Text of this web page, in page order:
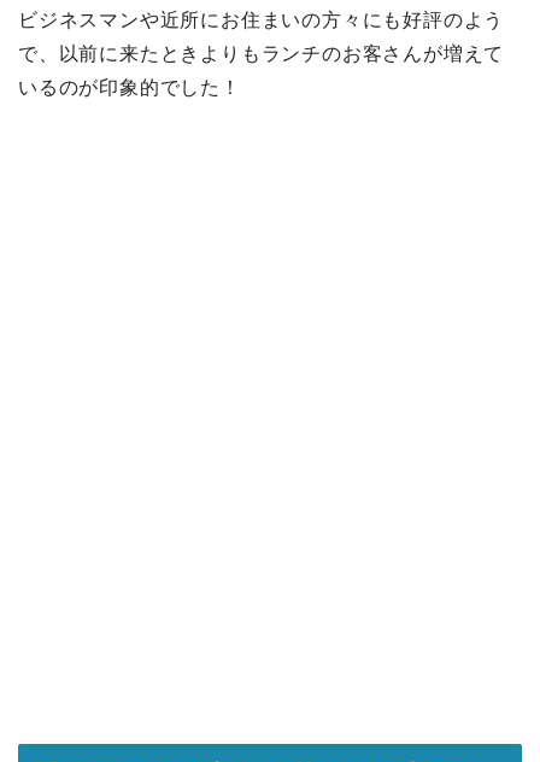
ビジネスマンや近所にお住まいの方々にも好評のよう
で、以前に来たときよりもランチのお客さんが増えて
いるのが印象的でした！